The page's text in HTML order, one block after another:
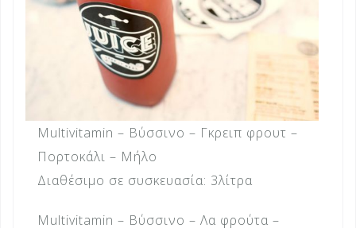
Multivitamin – Βύσσινο – Γκρειπ φρουτ –
Πορτοκάλι – Μήλο
Διαθέσιμο σε συσκευασία: 3λίτρα
Multivitamin – Βύσσινο – Λα φρούτα –